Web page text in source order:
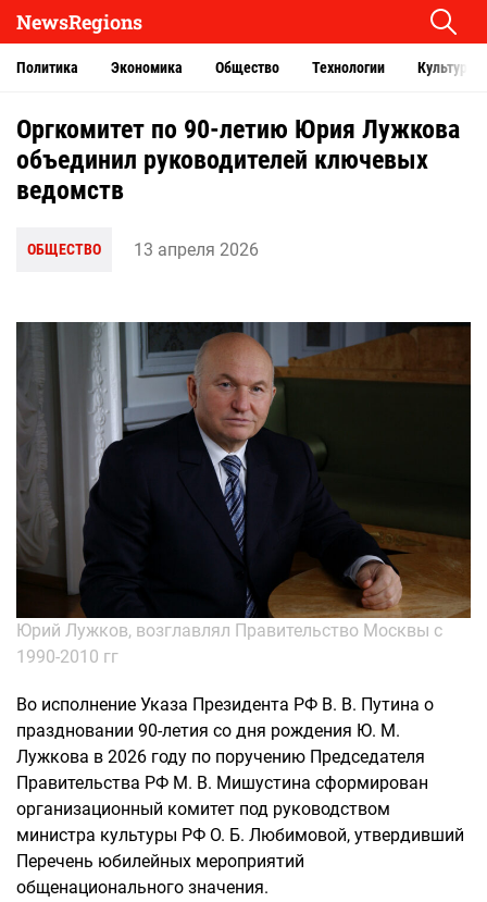
NewsRegions
Политика Экономика Общество Технологии Культура
Оргкомитет по 90-летию Юрия Лужкова
объединил руководителей ключевых
ведомств
ОБЩЕСТВО 13 апреля 2026
Юрий Лужков, возглавлял Правительство Москвы с
1990-2010 гг
Во исполнение Указа Президента РФ В. В. Путина о
праздновании 90-летия со дня рождения Ю. М.
Лужкова в 2026 году по поручению Председателя
Правительства РФ М. В. Мишустина сформирован
организационный комитет под руководством
министра культуры РФ О. Б. Любимовой, утвердивший
Перечень юбилейных мероприятий
общенационального значения.